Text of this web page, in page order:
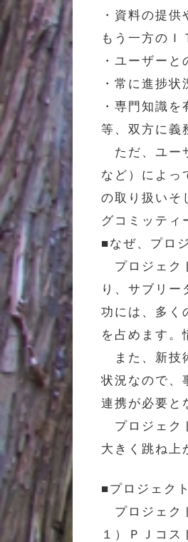
・資料の提
もう一方のＩ
・ユーザー
・常に進捗
・専門知識
等、双方に義
ただ、ユー
など）によっ
の取り扱いそ
グコミッティ
■なぜ、プロ
プロジェク
り、サブリ
功には、多く
を占めます。
また、新技
状況なので、
連携が必要と
プロジェク
大きく跳ね上
■プロジェク
プロジェク
１）ＰＪコス